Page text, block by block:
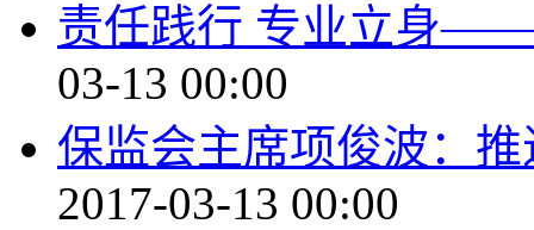
责任践行 专业立身——
03-13 00:00
保监会主席项俊波：
2017-03-13 00:00